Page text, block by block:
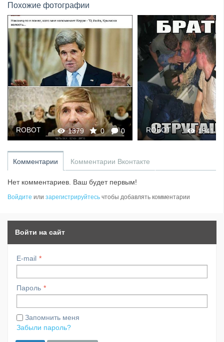
Похожие фотографии
1379 0 0
ROBOT 1941
ROBOT
Комментарии Комментарии Вконтакте
Нет комментариев. Ваш будет первым!
Войдите или зарегистрируйтесь чтобы добавлять комментарии
Войти на сайт
E-mail
Пароль
Запомнить меня
Забыли пароль?